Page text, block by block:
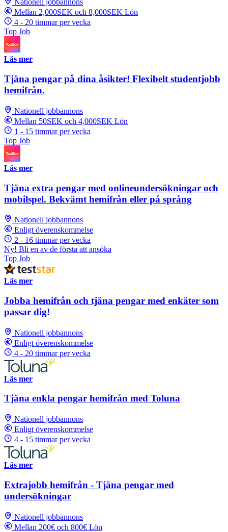
Nationell jobbannons
Mellan 2,000SEK och 8,000SEK Lön
4 - 20 timmar per vecka
Top Job
Läs mer
Tjäna pengar på dina åsikter! Flexibelt studentjobb
hemifrån.
Nationell jobbannons
Mellan 50SEK och 4,000SEK Lön
1 - 15 timmar per vecka
Top Job
Läs mer
Tjäna extra pengar med onlineundersökningar och
mobilspel. Bekvämt hemifrån eller på språng
Nationell jobbannons
Enligt överenskommelse
2 - 16 timmar per vecka
Ny! Bli en av de första att ansöka
Top Job
Läs mer
Jobba hemifrån och tjäna pengar med enkäter som
passar dig!
Nationell jobbannons
Enligt överenskommelse
4 - 20 timmar per vecka
Läs mer
Tjäna enkla pengar hemifrån med Toluna
Nationell jobbannons
Enligt överenskommelse
4 - 15 timmar per vecka
Läs mer
Extrajobb hemifrån - Tjäna pengar med
undersökningar
Nationell jobbannons
Mellan 200€ och 800€ Lön